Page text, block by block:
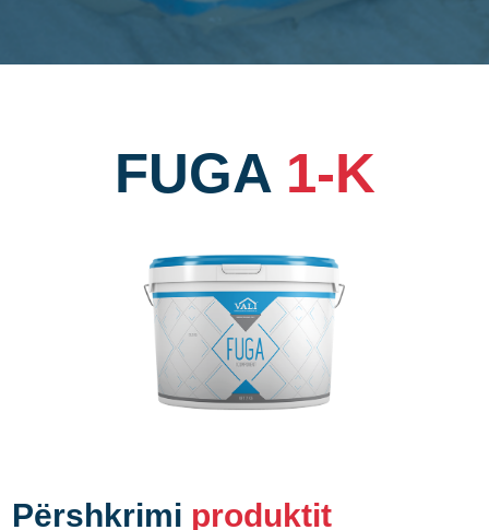
FUGA 1-K
Përshkrimi produktit